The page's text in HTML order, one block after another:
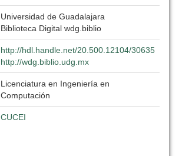
Universidad de Guadalajara
Biblioteca Digital wdg.biblio
http://hdl.handle.net/20.500.12104/30635
http://wdg.biblio.udg.mx
Licenciatura en Ingeniería en
Computación
CUCEI